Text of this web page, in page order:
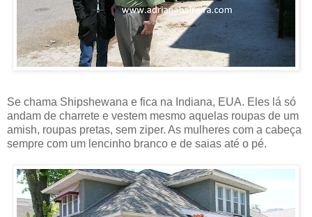
Se chama Shipshewana e fica na Indiana, EUA. Eles lá só
andam de charrete e vestem mesmo aquelas roupas de um
amish, roupas pretas, sem ziper. As mulheres com a cabeça
sempre com um lencinho branco e de saias até o pé.